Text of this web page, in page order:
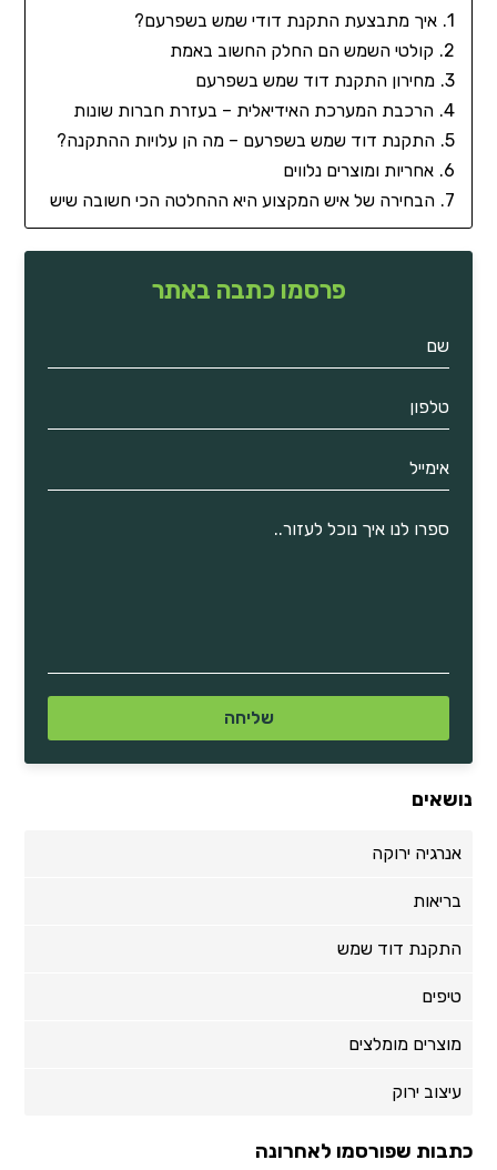
איך מתבצעת התקנת דודי שמש בשפרעם?
קולטי השמש הם החלק החשוב באמת
מחירון התקנת דוד שמש בשפרעם
הרכבת המערכת האידיאלית – בעזרת חברות שונות
התקנת דוד שמש בשפרעם – מה הן עלויות ההתקנה?
אחריות ומוצרים נלווים
הבחירה של איש המקצוע היא ההחלטה הכי חשובה שיש
פרסמו כתבה באתר
נושאים
אנרגיה ירוקה
בריאות
התקנת דוד שמש
טיפים
מוצרים מומלצים
עיצוב ירוק
כתבות שפורסמו לאחרונה